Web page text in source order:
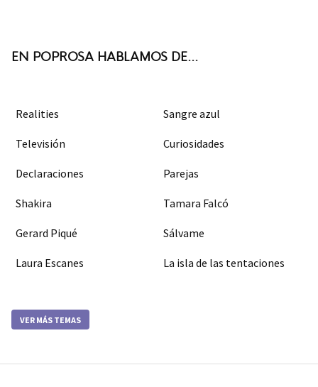
EN POPROSA HABLAMOS DE...
Realities Sangre azul
Televisión Curiosidades
Declaraciones Parejas
Shakira Tamara Falcó
Gerard Piqué Sálvame
Laura Escanes La isla de las tentaciones
VER MÁS TEMAS